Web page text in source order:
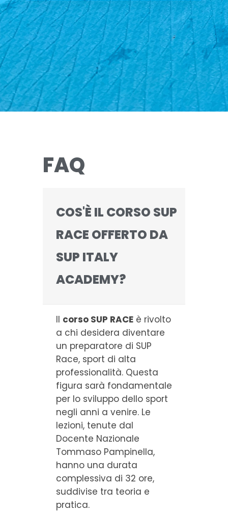
FAQ
COS'È IL CORSO SUP
RACE OFFERTO DA
SUP ITALY
ACADEMY?
Il corso SUP RACE è rivolto
a chi desidera diventare
un preparatore di SUP
Race, sport di alta
professionalità. Questa
figura sarà fondamentale
per lo sviluppo dello sport
negli anni a venire. Le
lezioni, tenute dal
Docente Nazionale
Tommaso Pampinella,
hanno una durata
complessiva di 32 ore,
suddivise tra teoria e
pratica.